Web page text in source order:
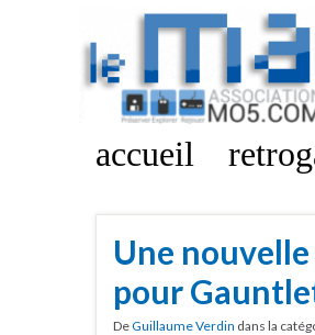
accueil
Une
pour
DeGuillaume Verdin dans la